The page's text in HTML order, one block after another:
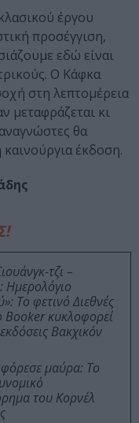
έργου
προσέγγιση,
εδώ είναι
Ο Κάφκα
στη λεπτομέρεια
μεταφράζεται κι
θα
έκδοση.
τζι –
Ημερολόγιο
Το φετινό Διεθνές
Booker κυκλοφορεί
Βακχικόν
μαύρα: Το
του Κορνέλ